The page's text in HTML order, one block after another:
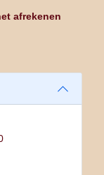
afrekenen